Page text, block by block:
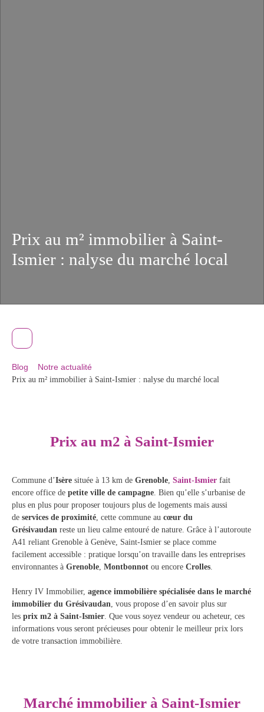
Prix au m² immobilier à Saint-
Ismier : nalyse du marché local
Blog
Notre actualité
Prix au m² immobilier à Saint-Ismier : nalyse du marché local
Prix au m2 à Saint-Ismier
Commune d’Isère située à 13 km de Grenoble, Saint-Ismier fait
encore office de petite ville de campagne. Bien qu’elle s’urbanise de
plus en plus pour proposer toujours plus de logements mais aussi
de services de proximité, cette commune au cœur du
Grésivaudan reste un lieu calme entouré de nature. Grâce à l’autoroute
A41 reliant Grenoble à Genève, Saint-Ismier se place comme
facilement accessible : pratique lorsqu’on travaille dans les entreprises
environnantes à Grenoble, Montbonnot ou encore Crolles.
Henry IV Immobilier, agence immobilière spécialisée dans le marché
immobilier du Grésivaudan, vous propose d’en savoir plus sur
les prix m2 à Saint-Ismier. Que vous soyez vendeur ou acheteur, ces
informations vous seront précieuses pour obtenir le meilleur prix lors
de votre transaction immobilière.
Marché immobilier à Saint-Ismier